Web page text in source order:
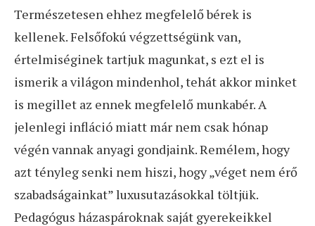
Természetesen ehhez megfelelő bérek is
kellenek. Felsőfokú végzettségünk van,
értelmiséginek tartjuk magunkat, s ezt el is
ismerik a világon mindenhol, tehát akkor minket
is megillet az ennek megfelelő munkabér. A
jelenlegi infláció miatt már nem csak hónap
végén vannak anyagi gondjaink. Remélem, hogy
azt tényleg senki nem hiszi, hogy „véget nem érő
szabadságainkat” luxusutazásokkal töltjük.
Pedagógus házaspároknak saját gyerekeikkel